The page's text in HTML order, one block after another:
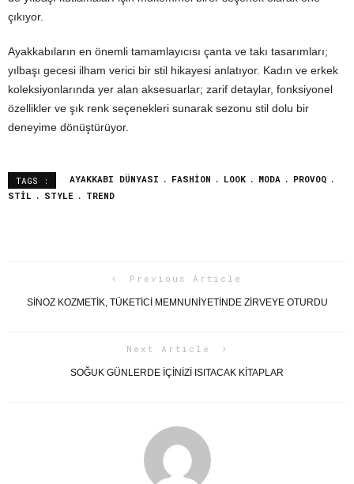
çıkıyor.
Ayakkabıların en önemli tamamlayıcısı çanta ve takı tasarımları;
yılbaşı gecesi ilham verici bir stil hikayesi anlatıyor. Kadın ve erkek
koleksiyonlarında yer alan aksesuarlar; zarif detaylar, fonksiyonel
özellikler ve şık renk seçenekleri sunarak sezonu stil dolu bir
deneyime dönüştürüyor.
TAGS : AYAKKABI DÜNYASI FASHION LOOK MODA
PROVOQ
STIL
STYLE TREND
Previous Article
SINOZ KOZMETIK, TÜKETICI MEMNUNIYETINDE ZIRVEYE OTURDU
Next Article
SOĞUK GÜNLERDE IÇINIZI ISITACAK KITAPLAR